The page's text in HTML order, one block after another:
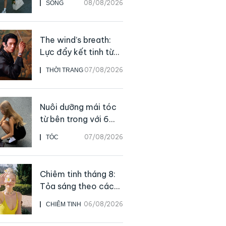
SỐNG 08/08/2026
giản ai cũng có thể
bắt đầu
THỜI TRANG 07/08/2026
The wind’s breath:
Lực đẩy kết tinh từ
sự kiên định
TÓC 07/08/2026
Nuôi dưỡng mái tóc
từ bên trong với 6
thực phẩm giàu
dưỡng chất
CHIÊM TINH 06/08/2026
Chiêm tinh tháng 8:
Tỏa sáng theo cách
của chính mình